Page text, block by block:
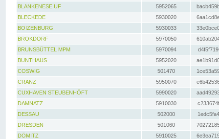
BLANKENESE UF
5952065
BLECKEDE
5930020
BOIZENBURG
5930033
BROKDORF
5970050
BRUNSBÜTTEL MPM
5970094
BUNTHAUS
5952020
COSWIG
501470
CRANZ
5950070
CUXHAVEN STEUBENHÖFT
5990020
DAMNATZ
5910030
DESSAU
502000
DRESDEN
501060
DÖMITZ
5910025